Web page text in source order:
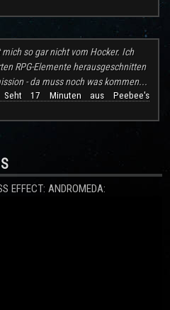
so gar nicht vom Hocker. Ich
RPG-Elemente herausgeschnitten
- da muss noch was kommen...
17 Minuten aus Peebee's
EFFECT: ANDROMEDA: